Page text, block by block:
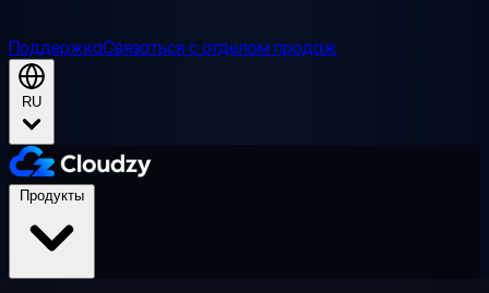
ПоддержкаСвязаться с отделом продаж
RU